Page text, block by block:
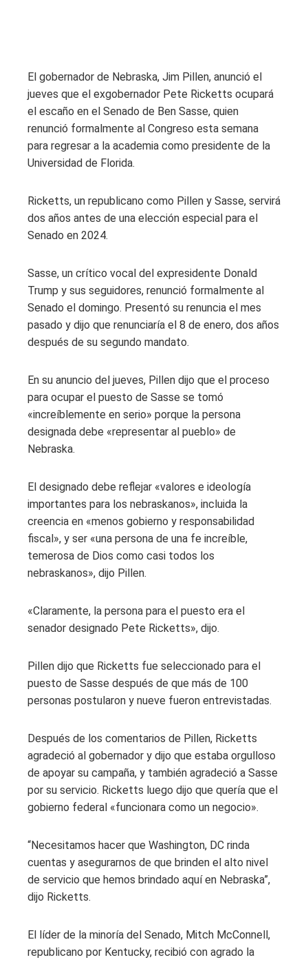
El gobernador de Nebraska, Jim Pillen, anunció el
jueves que el exgobernador Pete Ricketts ocupará
el escaño en el Senado de Ben Sasse, quien
renunció formalmente al Congreso esta semana
para regresar a la academia como presidente de la
Universidad de Florida.
Ricketts, un republicano como Pillen y Sasse, servirá
dos años antes de una elección especial para el
Senado en 2024.
Sasse, un crítico vocal del expresidente Donald
Trump y sus seguidores, renunció formalmente al
Senado el domingo. Presentó su renuncia el mes
pasado y dijo que renunciaría el 8 de enero, dos años
después de su segundo mandato.
En su anuncio del jueves, Pillen dijo que el proceso
para ocupar el puesto de Sasse se tomó
«increíblemente en serio» porque la persona
designada debe «representar al pueblo» de
Nebraska.
El designado debe reflejar «valores e ideología
importantes para los nebraskanos», incluida la
creencia en «menos gobierno y responsabilidad
fiscal», y ser «una persona de una fe increíble,
temerosa de Dios como casi todos los
nebraskanos», dijo Pillen.
«Claramente, la persona para el puesto era el
senador designado Pete Ricketts», dijo.
Pillen dijo que Ricketts fue seleccionado para el
puesto de Sasse después de que más de 100
personas postularon y nueve fueron entrevistadas.
Después de los comentarios de Pillen, Ricketts
agradeció al gobernador y dijo que estaba orgulloso
de apoyar su campaña, y también agradeció a Sasse
por su servicio. Ricketts luego dijo que quería que el
gobierno federal «funcionara como un negocio».
“Necesitamos hacer que Washington, DC rinda
cuentas y asegurarnos de que brinden el alto nivel
de servicio que hemos brindado aquí en Nebraska”,
dijo Ricketts.
El líder de la minoría del Senado, Mitch McConnell,
republicano por Kentucky, recibió con agrado la